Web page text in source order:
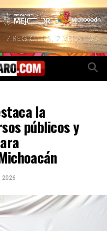
la
públicos y
2026